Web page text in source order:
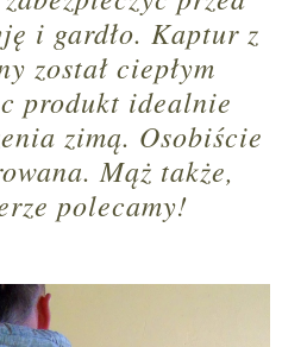
i gardło. Kaptur z
został ciepłym
produkt idealnie
zimą. Osobiście
Mąż także,
polecamy!